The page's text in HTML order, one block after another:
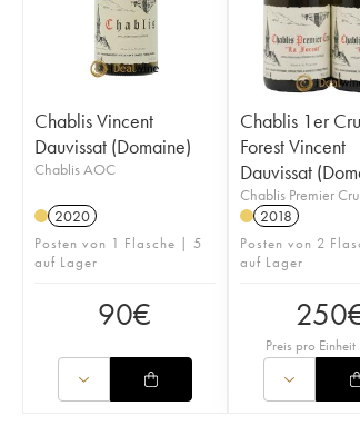
Chablis Vincent
Dauvissat (Domaine)
Chablis AOC
2020
Posten von 1 Flasche | 5
auf Lager
90€
Chablis 1er
Forest Vincent
Dauvissat
Chablis Premier
2018
Posten von 2
auf Lager
250
Preis pro Einheit